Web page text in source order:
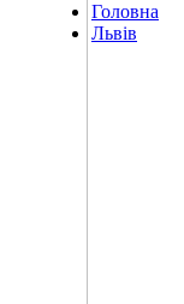
Головна
Львів